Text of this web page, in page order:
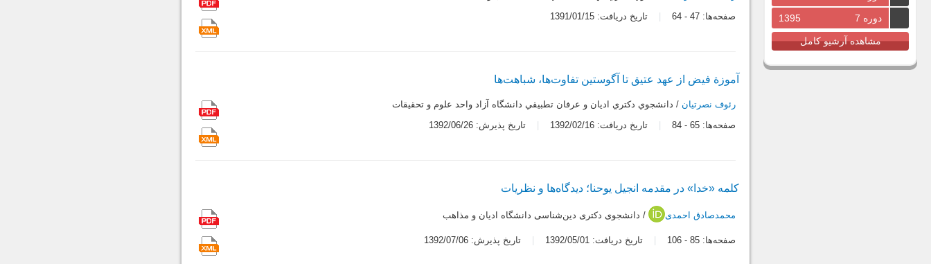
دوره 7
1395
مشاهده آرشیو کامل
صفحه‌ها: 47
-
64 تاریخ دریافت: 1391/01/15
آموزة فیض از عهد عتیق تا آگوستین تفاوت‌ها، شباهت‌ها
رئوف نصرتیان / دانشجوي دكتري اديان و عرفان تطبيقي دانشگاه آزاد واحد علوم و تحقيقات
صفحه‌ها: 65
-
84 تاریخ دریافت: 1392/02/16 تاریخ پذیرش: 1392/06/26
کلمه «خدا» در مقدمه انجیل یوحنا؛ دیدگاه‌ها و نظریات
محمدصادق احمدی / دانشجوی دکتری دین‌شناسی دانشگاه ادیان و مذاهب
صفحه‌ها: 85
-
106 تاریخ دریافت: 1392/05/01 تاریخ پذیرش: 1392/07/06